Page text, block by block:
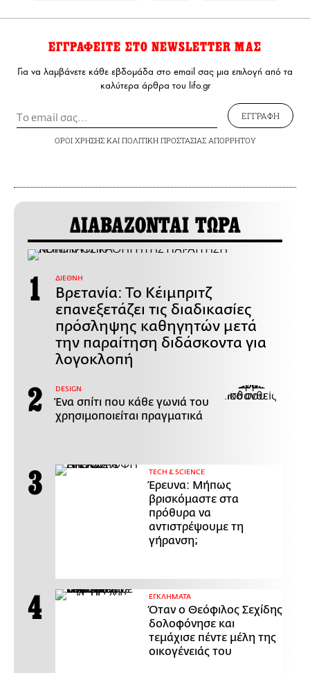
ΕΓΓΡΑΦΕΙΤΕ ΣΤΟ NEWSLETTER ΜΑΣ
Για να λαμβάνετε κάθε εβδομάδα στο email σας μια επιλογή από τα
καλύτερα άρθρα του lifo.gr
ΕΓΓΡΑΦΗ
ΟΡΟΙ ΧΡΗΣΗΣΚΑΙ ΠΟΛΙΤΙΚΗ ΠΡΟΣΤΑΣΙΑΣ ΑΠΟΡΡΗΤΟΥ
ΔΙΑΒΑΖΟΝΤΑΙ ΤΩΡΑ
ΔΙΕΘΝΗ
Βρετανία: Το Κέιμπριτζ
επανεξετάζει τις διαδικασίες
πρόσληψης καθηγητών μετά
την παραίτηση διδάσκοντα για
λογοκλοπή
DESIGN
Ένα σπίτι που κάθε γωνιά του
χρησιμοποιείται πραγματικά
ΤECH & SCIENCE
Έρευνα: Μήπως
βρισκόμαστε στα
πρόθυρα να
αντιστρέψουμε τη
γήρανση;
ΕΓΚΛΗΜΑΤΑ
Όταν ο Θεόφιλος Σεχίδης
δολοφόνησε και
τεμάχισε πέντε μέλη της
οικογένειάς του